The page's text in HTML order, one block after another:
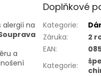
na
a
Doplňkové
Kategorie:
Záruka:
2
EAN:
Kategorie: